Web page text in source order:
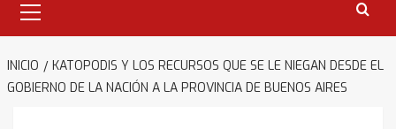
primario
INICIO
KATOPODIS Y LOS RECURSOS QUE SE LE NIEGAN DESDE EL
GOBIERNO DE LA NACIÓN A LA PROVINCIA DE BUENOS AIRES